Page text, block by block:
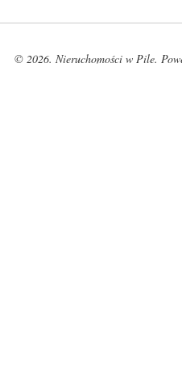
© 2026. Nieruchomości w Pile.